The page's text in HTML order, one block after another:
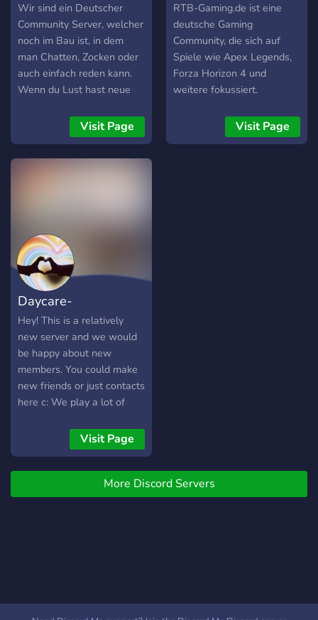
Wir sind ein Deutscher
Community Server, welcher
noch im Bau ist, in dem
man Chatten, Zocken oder
auch einfach reden kann.
Wenn du Lust hast neue
dann joine uns doch
Visit Page
RTB-Gaming.de ist eine
deutsche Gaming
Community, die sich auf
Spiele wie Apex Legends,
Forza Horizon 4 und
weitere fokussiert.
gaming.de/ Schaut doch
mal vorbei :)
Visit Page
Daycare-
Hey! This is a relatively
new server and we would
be happy about new
members. You could make
new friends or just contacts
here c: We play a lot of
about different topics. So
why don't you just come
and take a look? Also this
server is German and
English~
Visit Page
More Discord Servers